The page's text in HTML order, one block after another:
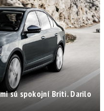
sú spokojní Briti. Darilo